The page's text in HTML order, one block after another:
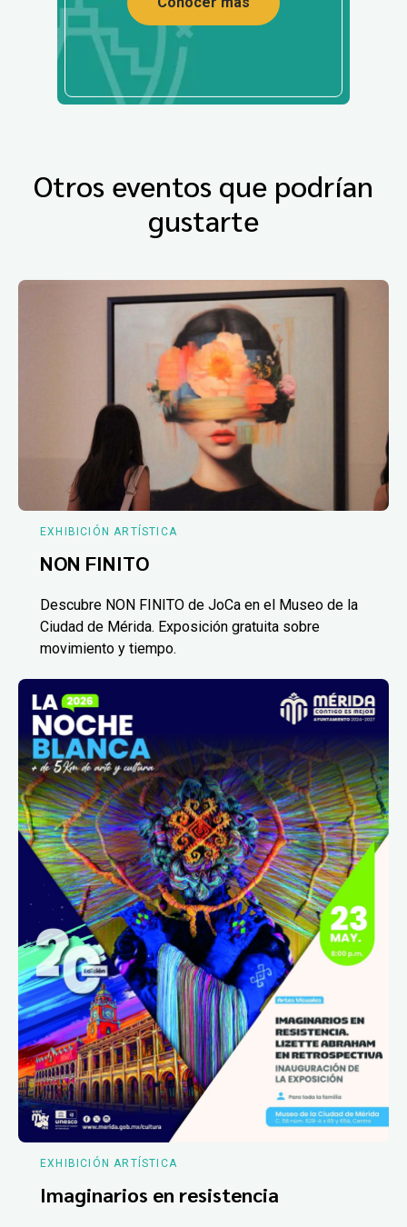
Otros eventos que podrían
gustarte
EXHIBICIÓN ARTÍSTICA
NON FINITO
Descubre NON FINITO de JoCa en el Museo de la
Ciudad de Mérida. Exposición gratuita sobre
movimiento y tiempo.
EXHIBICIÓN ARTÍSTICA
Imaginarios en resistencia